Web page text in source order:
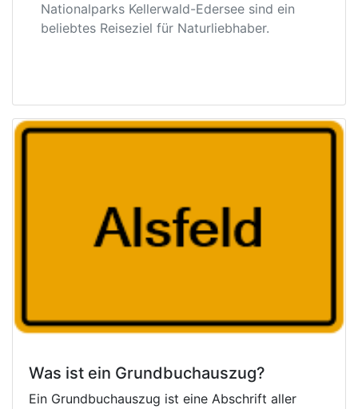
Nationalparks Kellerwald-Edersee sind ein
beliebtes Reiseziel für Naturliebhaber.
Was ist ein Grundbuchauszug?
Ein Grundbuchauszug ist eine Abschrift aller